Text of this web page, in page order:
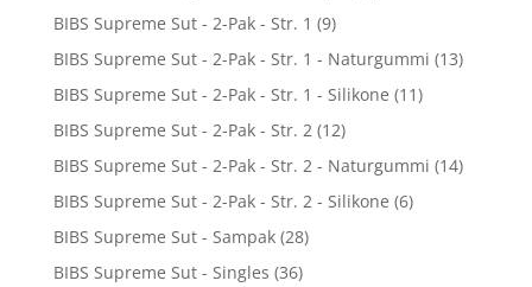
BIBS Supreme Sut - 2-Pak - Str. 1 (9)
BIBS Supreme Sut - 2-Pak - Str. 1 - Naturgummi (13)
BIBS Supreme Sut - 2-Pak - Str. 1 - Silikone (11)
BIBS Supreme Sut - 2-Pak - Str. 2 (12)
BIBS Supreme Sut - 2-Pak - Str. 2 - Naturgummi (14)
BIBS Supreme Sut - 2-Pak - Str. 2 - Silikone (6)
BIBS Supreme Sut - Sampak (28)
BIBS Supreme Sut - Singles (36)